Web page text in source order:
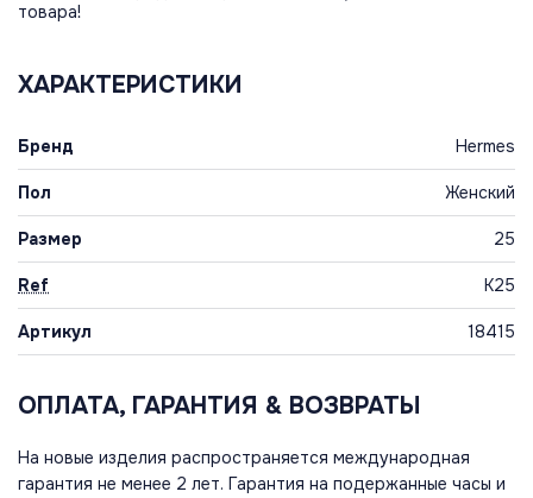
товара!
ХАРАКТЕРИСТИКИ
Бренд Hermes
Пол Женский
Размер 25
Ref K25
Артикул 18415
ОПЛАТА, ГАРАНТИЯ & ВОЗВРАТЫ
На новые изделия распространяется международная
гарантия не менее 2 лет. Гарантия на подержанные часы и